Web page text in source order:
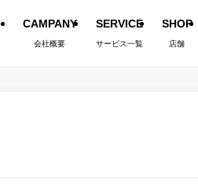
CAMPANY
会社概要
SERVICE
サービス一覧
SHOP
店舗